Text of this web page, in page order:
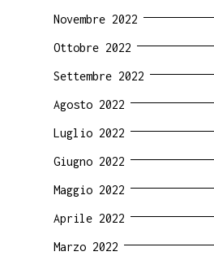
Novembre 2022
Ottobre 2022
Settembre 2022
Agosto 2022
Luglio 2022
Giugno 2022
Maggio 2022
Aprile 2022
Marzo 2022